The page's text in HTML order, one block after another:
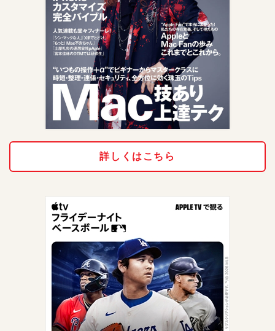
詳しくはこちら